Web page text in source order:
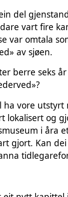
del
vart fire
var omtala
av sjøen.
berre seks
ha vore utstyrt
lokalisert og
i åra
gjort. Kan